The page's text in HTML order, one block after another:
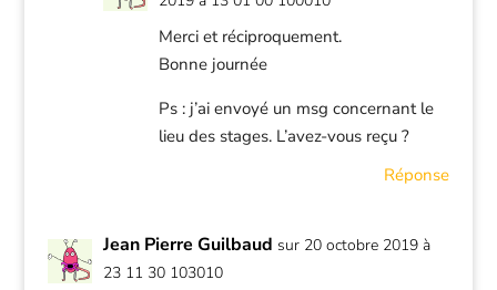
Merci et réciproquement.
Bonne journée
Ps : j’ai envoyé un msg concernant le
lieu des stages. L’avez-vous reçu ?
Réponse
Jean Pierre Guilbaud sur 20 octobre 2019 à
23 11 30 103010